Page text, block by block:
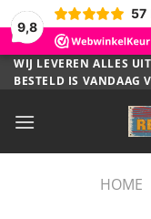
9,8
57
Ga
naar
WIJ LEVEREN ALLES
BESTELD IS VANDAAG
HOME